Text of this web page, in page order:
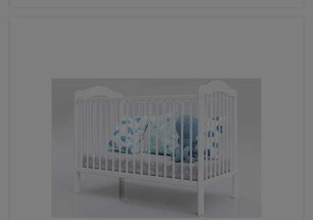
DO KOSZYKA